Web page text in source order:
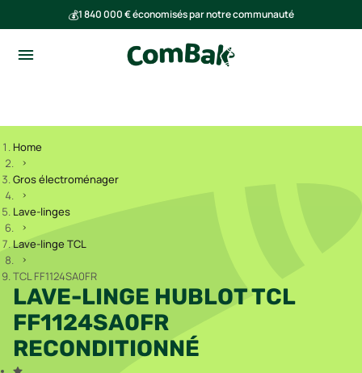
💰1 840 000 € économisés par notre communauté
Home
Gros électroménager
Lave-linges
Lave-linge TCL
TCL FF1124SA0FR
LAVE-LINGE HUBLOT TCL
FF1124SA0FR
RECONDITIONNÉ